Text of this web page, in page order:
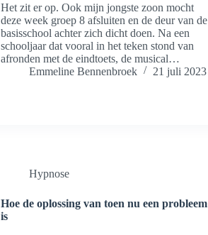
Het zit er op. Ook mijn jongste zoon mocht
deze week groep 8 afsluiten en de deur van de
basisschool achter zich dicht doen. Na een
schooljaar dat vooral in het teken stond van
afronden met de eindtoets, de musical…
Emmeline Bennenbroek
21 juli 2023
Hypnose
Hoe de oplossing van toen nu een probleem
is